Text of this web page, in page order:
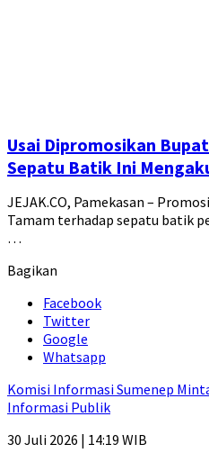
Usai Dipromosikan
Sepatu Batik Ini
JEJAK.CO, Pamekasan –
Tamam terhadap sepatu batik
…
Bagikan
Facebook
Twitter
Google
Whatsapp
Komisi Informasi Sumenep
Informasi Publik
30 Juli 2026 | 14:19 WIB